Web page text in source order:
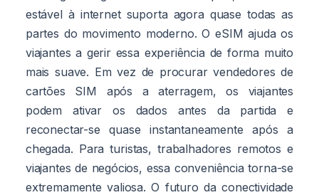
estável à internet suporta agora quase todas as
partes do movimento moderno. O eSIM ajuda os
viajantes a gerir essa experiência de forma muito
mais suave. Em vez de procurar vendedores de
cartões SIM após a aterragem, os viajantes
podem ativar os dados antes da partida e
reconectar-se quase instantaneamente após a
chegada. Para turistas, trabalhadores remotos e
viajantes de negócios, essa conveniência torna-se
extremamente valiosa. O futuro da conectividade